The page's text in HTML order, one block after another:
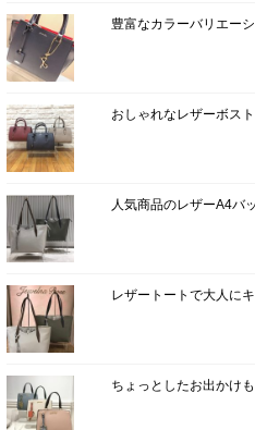
豊富なカラーバリエー
おしゃれなレザーボス
人気商品のレザーA4バ
レザートートで大人に
ちょっとしたお出かけ